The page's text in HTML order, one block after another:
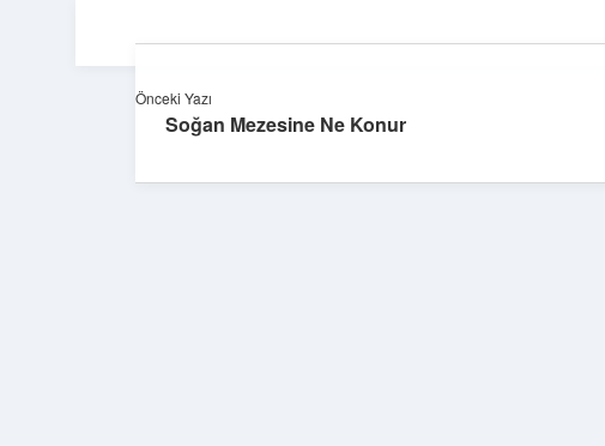
Önceki Yazı
Soğan Mezesine Ne Konur